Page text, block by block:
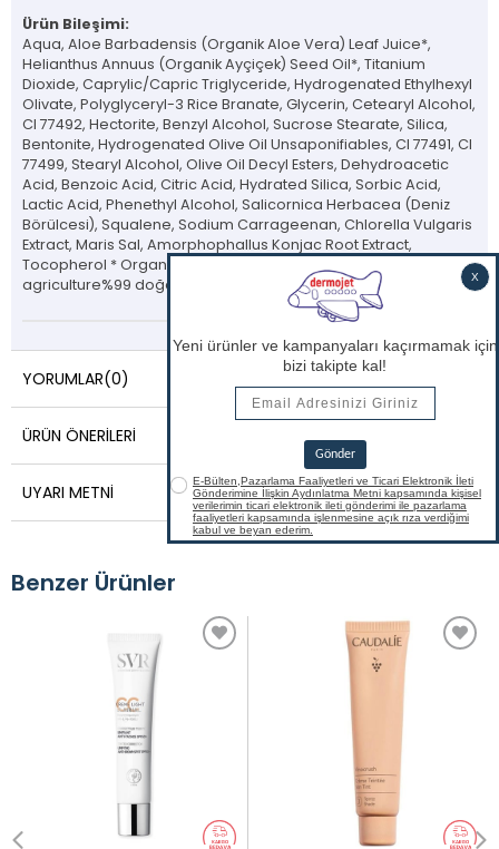
Ürün Bileşimi:
Aqua, Aloe Barbadensis (Organik Aloe Vera) Leaf Juice*,
Helianthus Annuus (Organik Ayçiçek) Seed Oil*, Titanium
Dioxide, Caprylic/Capric Triglyceride, Hydrogenated Ethylhexyl
Olivate, Polyglyceryl-3 Rice Branate, Glycerin, Cetearyl Alcohol,
CI 77492, Hectorite, Benzyl Alcohol, Sucrose Stearate, Silica,
Bentonite, Hydrogenated Olive Oil Unsaponifiables, CI 77491, CI
77499, Stearyl Alcohol, Olive Oil Decyl Esters, Dehydroacetic
Acid, Benzoic Acid, Citric Acid, Hydrated Silica, Sorbic Acid,
Lactic Acid, Phenethyl Alcohol, Salicornica Herbacea (Deniz
Börülcesi), Squalene, Sodium Carrageenan, Chlorella Vulgaris
Extract, Maris Sal, Amorphophallus Konjac Root Extract,
Tocopherol * Organik tarım içeriği / From organic
agriculture%99 doğal, %32 organik içeriklidir.
YORUMLAR(0)
ÜRÜN ÖNERILERI
UYARI METNI
Benzer Ürünler